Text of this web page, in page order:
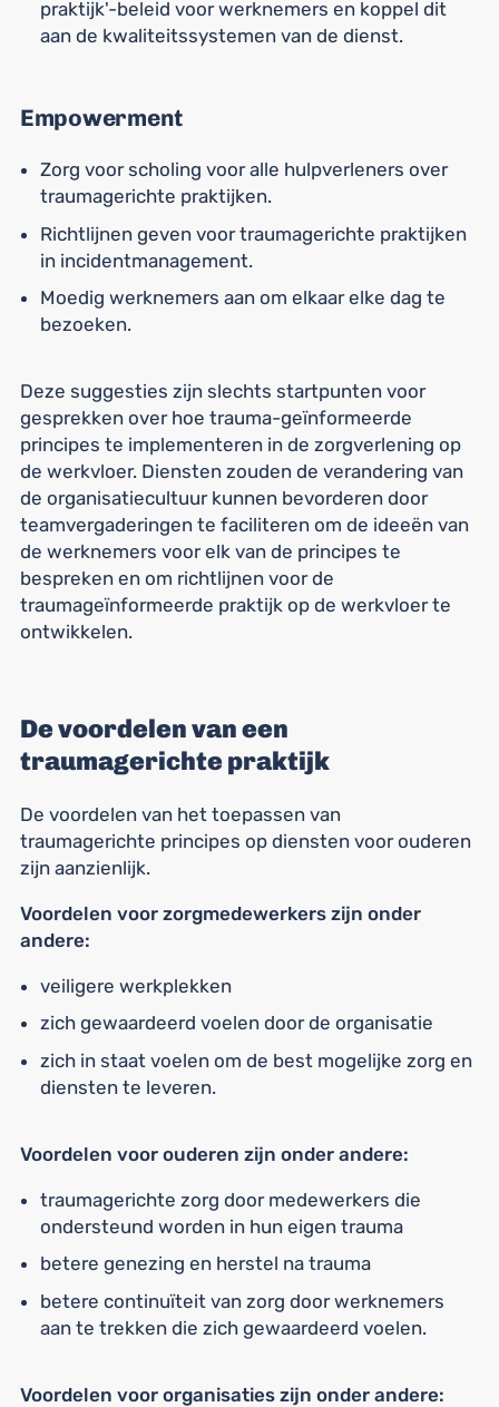
praktijk'-beleid voor werknemers en koppel dit
aan de kwaliteitssystemen van de dienst.
Empowerment
Zorg voor scholing voor alle hulpverleners over
traumagerichte praktijken.
Richtlijnen geven voor traumagerichte praktijken
in incidentmanagement.
Moedig werknemers aan om elkaar elke dag te
bezoeken.
Deze suggesties zijn slechts startpunten voor
gesprekken over hoe trauma-geïnformeerde
principes te implementeren in de zorgverlening op
de werkvloer. Diensten zouden de verandering van
de organisatiecultuur kunnen bevorderen door
teamvergaderingen te faciliteren om de ideeën van
de werknemers voor elk van de principes te
bespreken en om richtlijnen voor de
traumageïnformeerde praktijk op de werkvloer te
ontwikkelen.
De voordelen van een
traumagerichte praktijk
De voordelen van het toepassen van
traumagerichte principes op diensten voor ouderen
zijn aanzienlijk.
Voordelen voor zorgmedewerkers zijn onder
andere:
veiligere werkplekken
zich gewaardeerd voelen door de organisatie
zich in staat voelen om de best mogelijke zorg en
diensten te leveren.
Voordelen voor ouderen zijn onder andere:
traumagerichte zorg door medewerkers die
ondersteund worden in hun eigen trauma
betere genezing en herstel na trauma
betere continuïteit van zorg door werknemers
aan te trekken die zich gewaardeerd voelen.
Voordelen voor organisaties zijn onder andere: